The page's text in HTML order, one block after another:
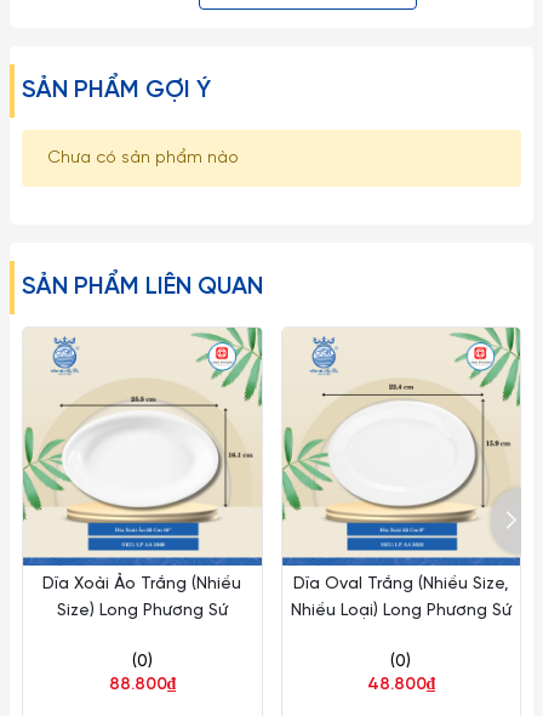
SẢN PHẨM GỢI Ý
Chưa có sản phẩm nào
SẢN PHẨM LIÊN QUAN
Dĩa Xoài Ảo Trắng (Nhiều
Size) Long Phương Sứ
(0)
88.800₫
Dĩa Oval Trắng (Nhiều Size,
Nhiều Loại) Long Phương Sứ
(0)
48.800₫